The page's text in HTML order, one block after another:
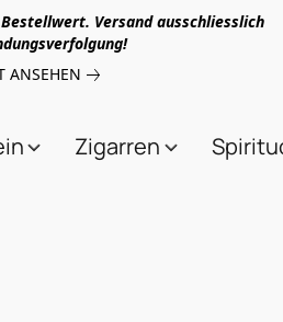
Versand ausschliesslich
ANSEHEN
Zigarren